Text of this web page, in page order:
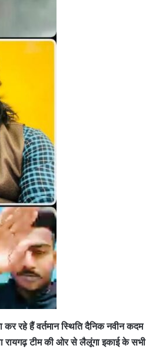
रहे हैं वर्तमान स्थिति दैनिक नवीन कदम
रायगढ़ टीम की ओर से लैलूंगा इकाई के सभी